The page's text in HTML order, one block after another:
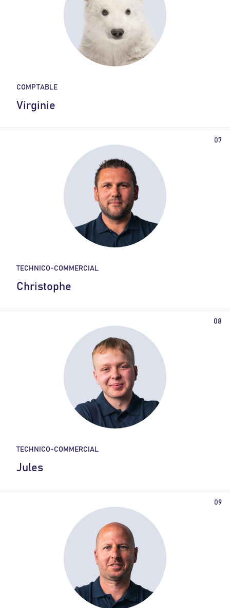
COMPTABLE
Virginie
TECHNICO-COMMERCIAL
Christophe
TECHNICO-COMMERCIAL
Jules